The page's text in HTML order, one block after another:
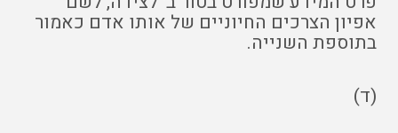
אפיון הצרכים החיוניים של אותו אדם כאמור
בתוספת השנייה.
(ד)